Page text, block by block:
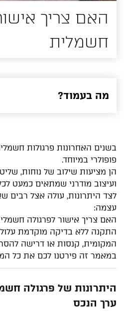
האם צריך
חשמלית
מה בעמוד?
בשנים האחרונות פרגולות
פופולרי במיוחד.
הן מציעות שילוב של נוחות,
ועיצוב מודרני שמתאים כמעט
לצד היתרונות, עולה אצל רבים
עצמה:
האם צריך אישור לפרגולה
התקנה ללא בדיקה מוקדמת
המקומית, קנסות או דרישה
במאמר זה פירטנו לכם את כל
היתרונות של פרגולה
ערך הנכס